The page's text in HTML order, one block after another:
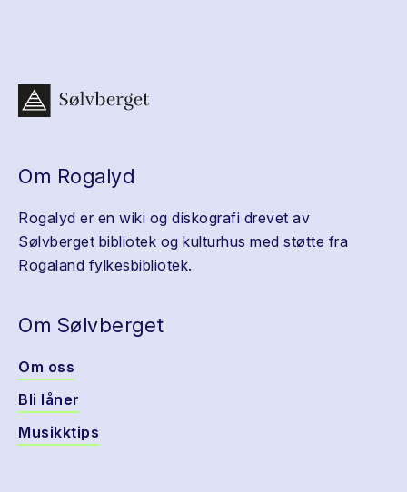
Om Rogalyd
Rogalyd er en wiki og diskografi drevet av
Sølvberget bibliotek og kulturhus med støtte fra
Rogaland fylkesbibliotek.
Om Sølvberget
Om oss
Bli låner
Musikktips